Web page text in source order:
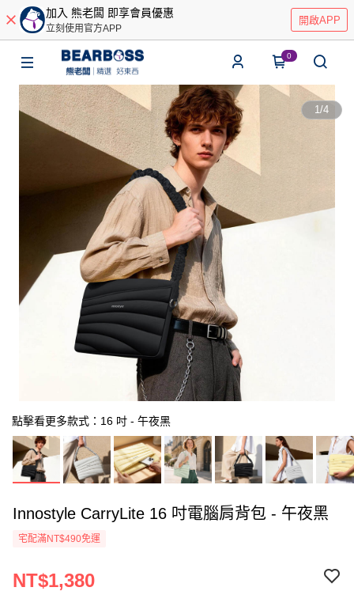
加入 熊老闆 即享會員優惠
立刻使用官方APP
開啟APP
0
1/4
點擊看更多款式：16 吋 - 午夜黑
Innostyle CarryLite 16 吋電腦肩背包 - 午夜黑
宅配滿NT$490免運
NT$1,380